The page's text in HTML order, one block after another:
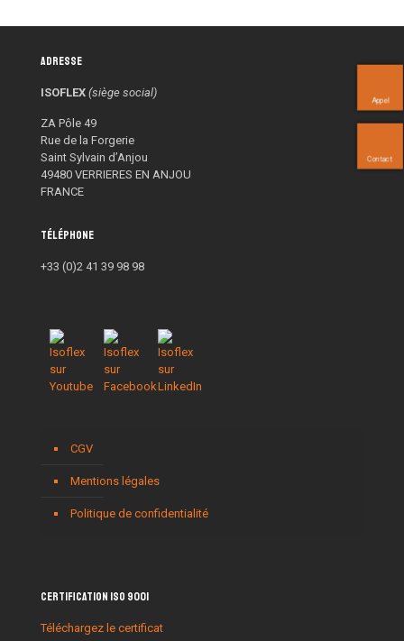
Adresse
ISOFLEX (siège social)
ZA Pôle 49
Rue de la Forgerie
Saint Sylvain d’Anjou
49480 VERRIERES EN ANJOU
FRANCE
Téléphone
+33 (0)2 41 39 98 98
CGV
Mentions légales
Politique de confidentialité
Certification ISO 9001
Téléchargez le certificat
Appel
Contact